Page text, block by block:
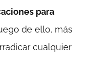
para
de ello, más
cualquier